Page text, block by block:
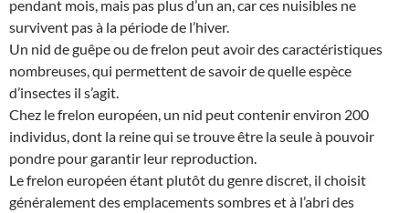
pendant mois, mais pas plus d’un an, car ces nuisibles ne
survivent pas à la période de l’hiver.
Un nid de guêpe ou de frelon peut avoir des caractéristiques
nombreuses, qui permettent de savoir de quelle espèce
d’insectes il s’agit.
Chez le frelon européen, un nid peut contenir environ 200
individus, dont la reine qui se trouve être la seule à pouvoir
pondre pour garantir leur reproduction.
Le frelon européen étant plutôt du genre discret, il choisit
généralement des emplacements sombres et à l’abri des